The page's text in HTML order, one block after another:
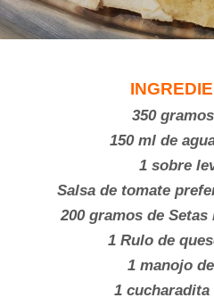
350
150 ml de
1 sobre
Salsa de tomate
200 gramos de
1 Rulo de
1 manojo
1 cucharadita